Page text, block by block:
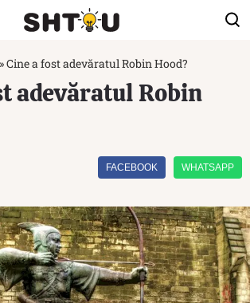
»Cine a fost adevăratul Robin Hood?
adevăratul Robin
FACEBOOK WHATSAPP